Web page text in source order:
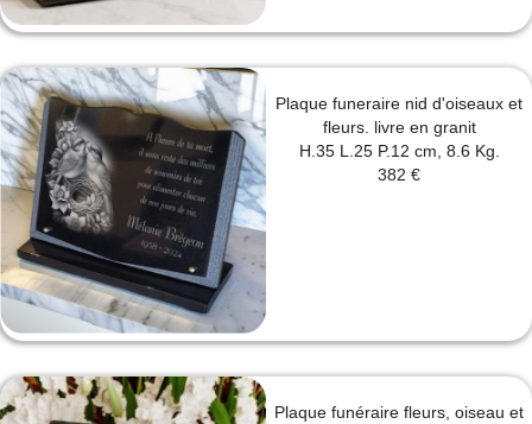
Plaque funeraire nid d'oiseaux et
fleurs. livre en granit
H.35 L.25 P.12 cm, 8.6 Kg.
382 €
Plaque funéraire fleurs, oiseau et